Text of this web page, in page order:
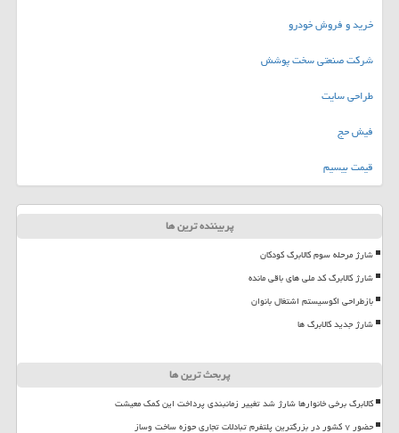
خرید و فروش خودرو
شرکت صنعتی سخت پوشش
طراحی سایت
فیش حج
قیمت بیسیم
پربیننده ترین ها
شارژ مرحله سوم کالابرگ کودکان
شارژ کالابرگ کد ملی های باقی مانده
بازطراحی اکوسیستم اشتغال بانوان
شارژ جدید کالابرگ ها
پربحث ترین ها
کالابرگ برخی خانوارها شارژ شد تغییر زمانبندی پرداخت این کمک معیشت
حضور ۷ کشور در بزرگترین پلتفرم تبادلات تجاری حوزه ساخت وساز